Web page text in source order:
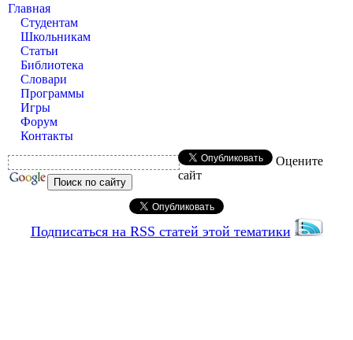
Главная
Студентам
Школьникам
Статьи
Библиотека
Словари
Программы
Игры
Форум
Контакты
Оцените
сайт
Подписаться на RSS статей этой тематики